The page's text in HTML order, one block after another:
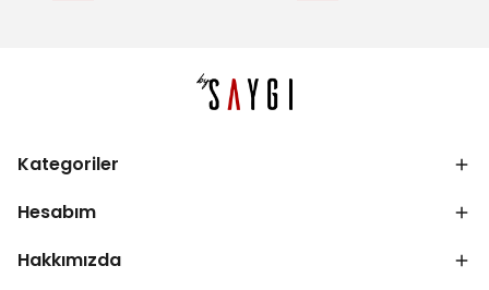
Kategoriler
Hesabım
Hakkımızda